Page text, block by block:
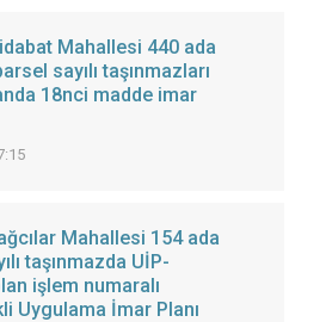
Mahallesi 440 ada
sayılı taşınmazları
18nci madde imar
Mahallesi 154 ada
taşınmazda UİP-
işlem numaralı
Uygulama İmar Planı